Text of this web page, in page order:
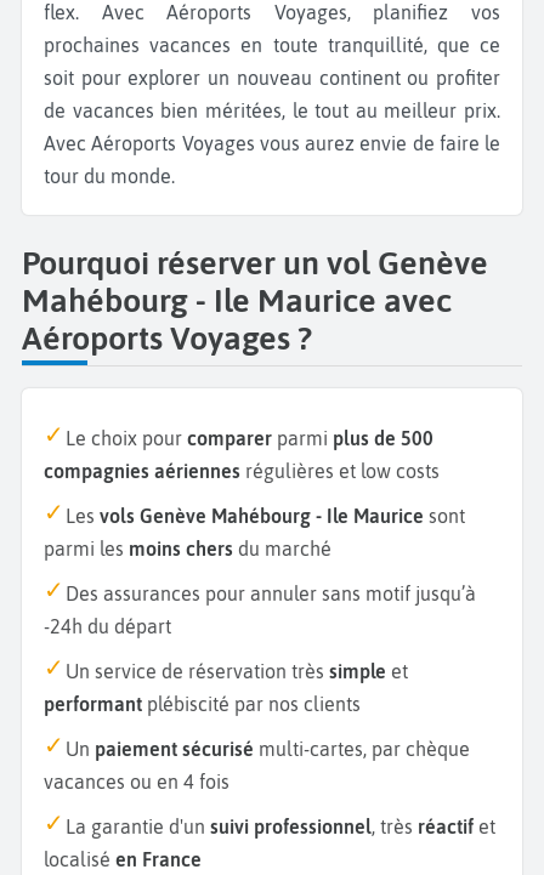
flex. Avec Aéroports Voyages, planifiez vos
prochaines vacances en toute tranquillité, que ce
soit pour explorer un nouveau continent ou profiter
de vacances bien méritées, le tout au meilleur prix.
Avec Aéroports Voyages vous aurez envie de faire le
tour du monde.
Pourquoi réserver un vol Genève
Mahébourg - Ile Maurice avec
Aéroports Voyages ?
Le choix pour comparer parmi plus de 500
compagnies aériennes régulières et low costs
Les vols Genève Mahébourg - Ile Maurice sont
parmi les moins chers du marché
Des assurances pour annuler sans motif jusqu’à
-24h du départ
Un service de réservation très simple et
performant plébiscité par nos clients
Un paiement sécurisé multi-cartes, par chèque
vacances ou en 4 fois
La garantie d'un suivi professionnel, très réactif et
localisé en France